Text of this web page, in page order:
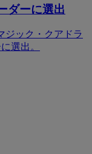
ダーに選出
ジック・クアドラ
選出。